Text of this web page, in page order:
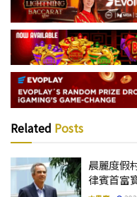
Related Posts
晨麗度假
律賓首富